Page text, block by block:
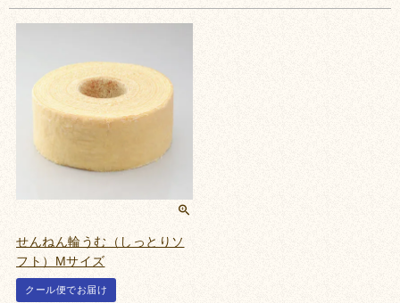
せんねん輪うむ（しっとりソ
フト）Mサイズ
クール便でお届け